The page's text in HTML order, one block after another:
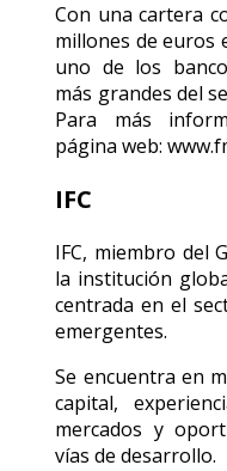
Con una cartera
millones de euros
uno de los
más grandes del
Para más
página web:
IFC
IFC, miembro del
la institución
centrada en el
emergentes.
Se encuentra en
capital,
mercados y
vías de desarrollo.